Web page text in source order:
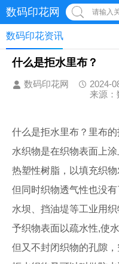
数码印花网 请输入
数码印花资讯
什么是拒水里布？
数码印花网
2024-
来源：
什么是拒水里布？里布
水织物是在织物表面上
热塑性树脂，以填充织
但同时织物透气性也没
水坝、挡油堤等工业用
予织物表面以疏水性,使
但又不封闭织物的孔隙